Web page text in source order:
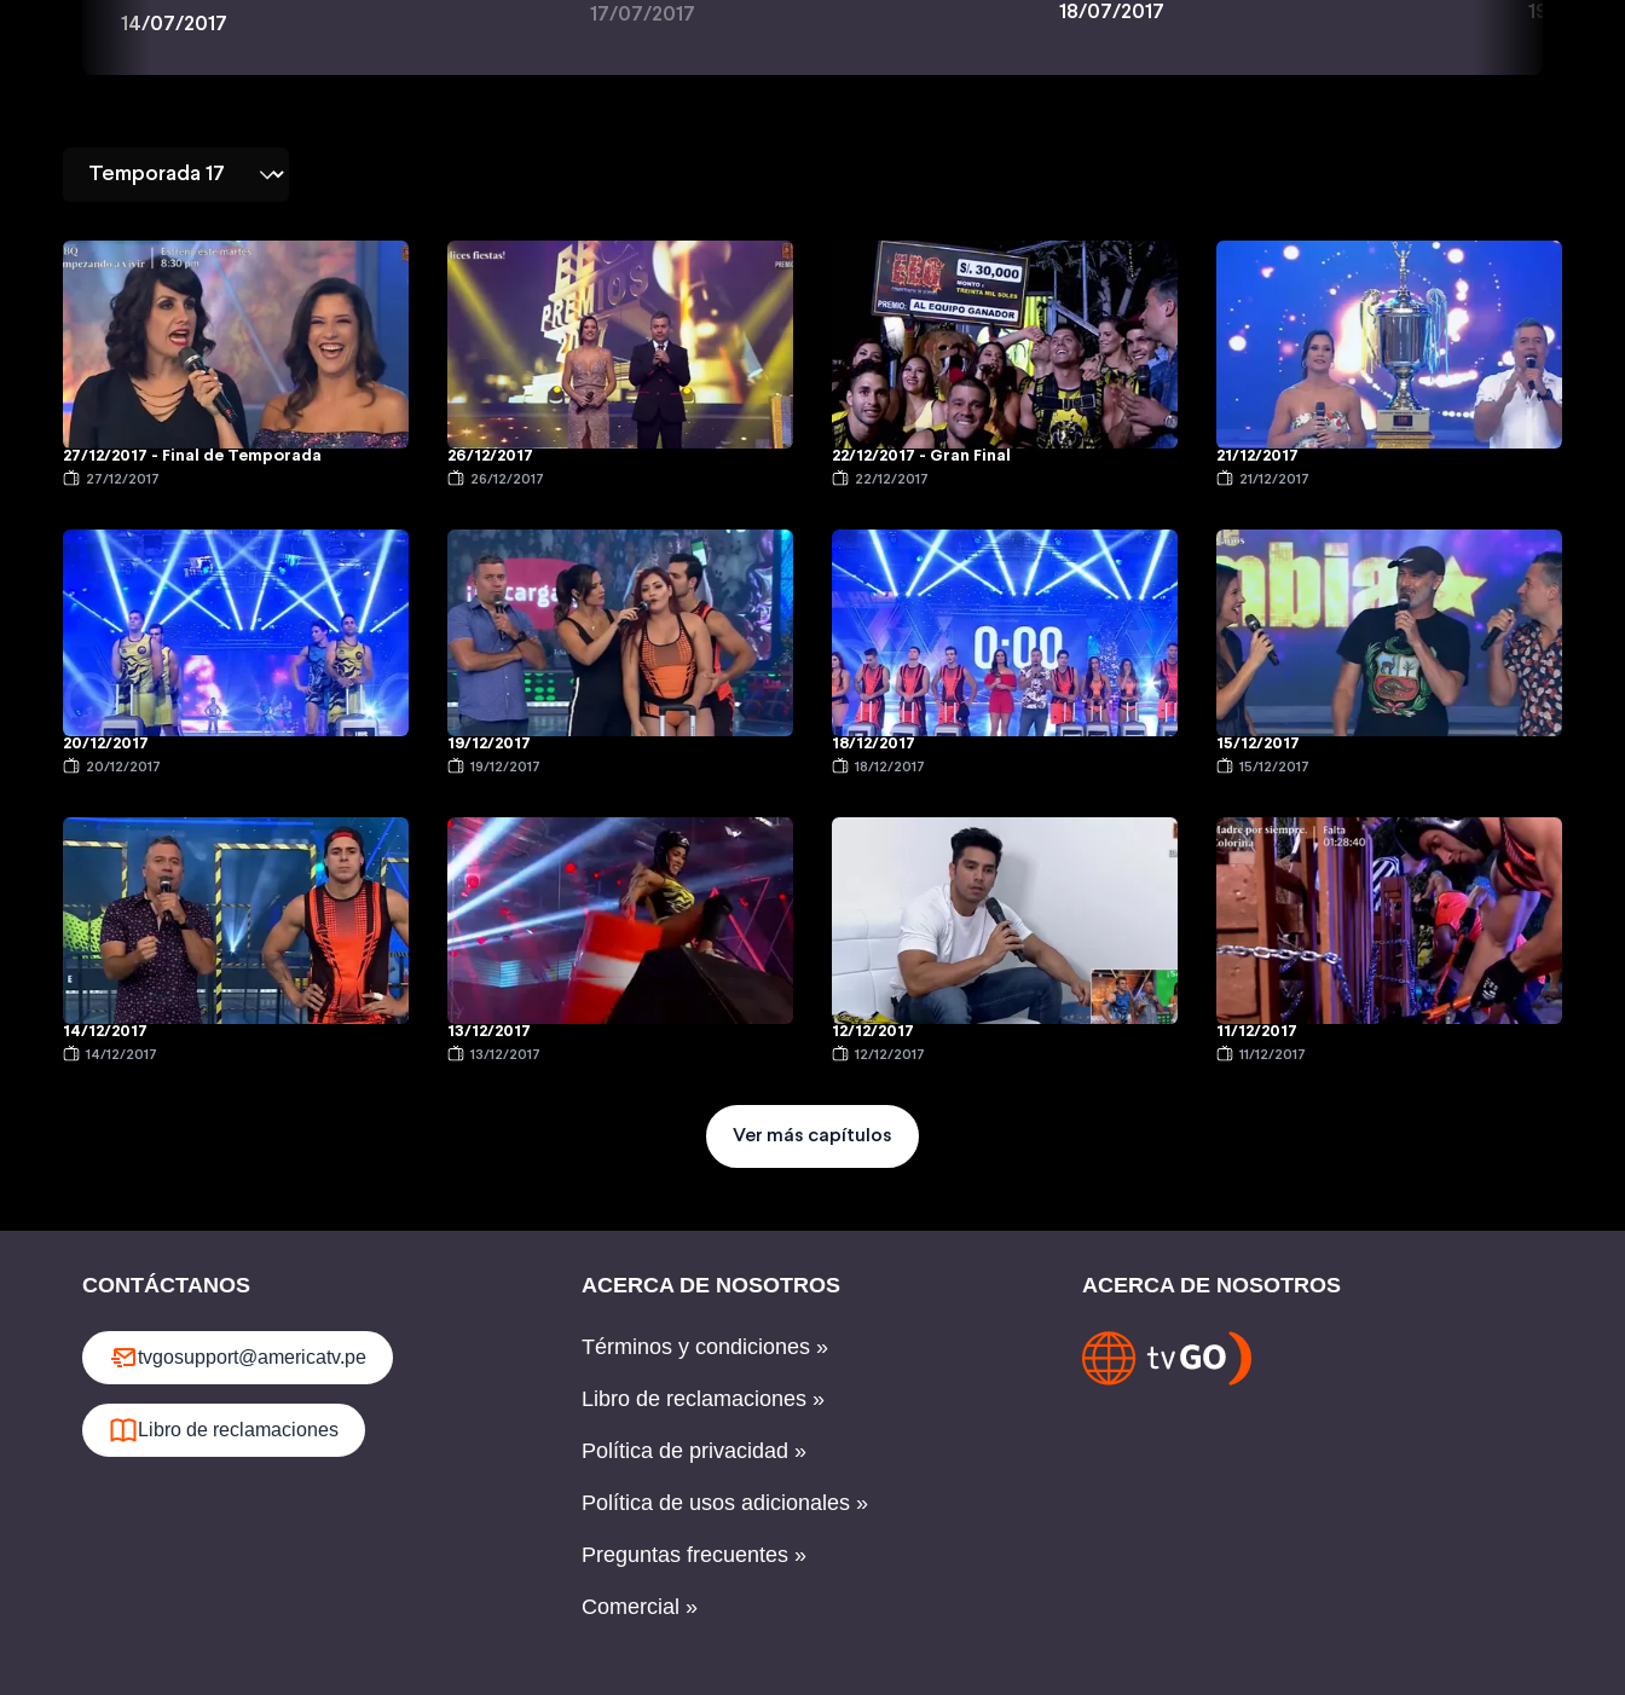
14/07/2017
17/07/2017 18/07/2017 19/07/
27/12/2017 - Final de Temporada
27/12/2017
26/12/2017
26/12/2017
22/12/2017 - Gran Final
22/12/2017
21/12/2017
21/12/2017
20/12/2017
20/12/2017
19/12/2017
19/12/2017
18/12/2017
18/12/2017
15/12/2017
15/12/2017
14/12/2017
14/12/2017
13/12/2017
13/12/2017
12/12/2017
12/12/2017
11/12/2017
11/12/2017
Ver más capítulos
CONTÁCTANOS
tvgosupport@americatv.pe
Libro de reclamaciones
ACERCA DE NOSOTROS
Términos y condiciones »
Libro de reclamaciones »
Política de privacidad »
Política de usos adicionales »
Preguntas frecuentes »
Comercial »
ACERCA DE NOSOTROS